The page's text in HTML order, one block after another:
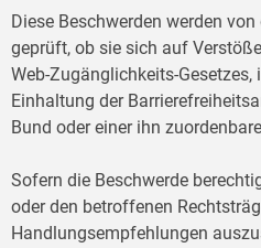
Diese Beschwerden werden
geprüft, ob sie sich auf
Web-Zugänglichkeits-
Einhaltung der
Bund oder einer ihn
Sofern die Beschwerde
oder den betroffenen
Handlungsempfehlungen